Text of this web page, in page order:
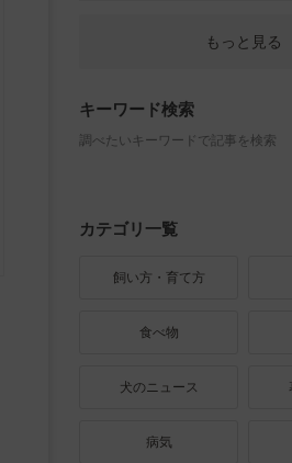
もっと見る
キーワード検索
調べたいキーワードで記事を検索
カテゴリ一覧
飼い方・育て方
食べ物
犬のニュース
病気